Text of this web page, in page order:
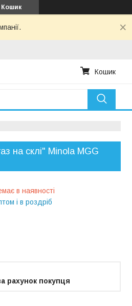
Кошик
Кошик
на склі" Minola MGG
в наявності
і в роздріб
рахунок покупця